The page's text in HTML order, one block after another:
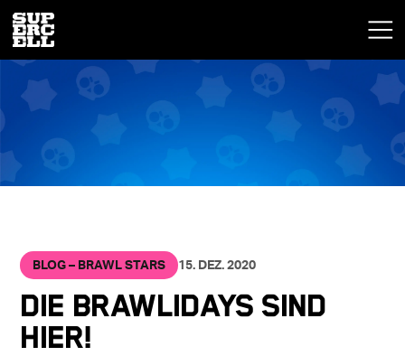
BLOG – BRAWL STARS 15. DEZ. 2020
Die Brawlidays sind
hier!